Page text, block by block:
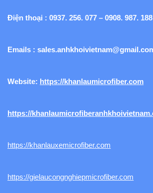
Điện thoại : 0937. 256. 077 – 0908. 987.
Emails :
Website: https://khanlaumicrofiber.com
https://
https://khanlauxemicrofiber.com
https://gielaucongnghiepmicrofiber.com